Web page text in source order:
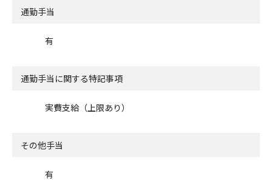
通勤手当
有
通勤手当に関する特記事項
実費支給（上限あり）
その他手当
有